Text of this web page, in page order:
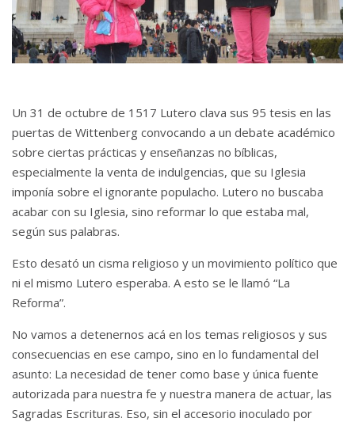
Un 31 de octubre de 1517 Lutero clava sus 95 tesis en las
puertas de Wittenberg convocando a un debate académico
sobre ciertas prácticas y enseñanzas no bíblicas,
especialmente la venta de indulgencias, que su Iglesia
imponía sobre el ignorante populacho. Lutero no buscaba
acabar con su Iglesia, sino reformar lo que estaba mal,
según sus palabras.
Esto desató un cisma religioso y un movimiento político que
ni el mismo Lutero esperaba. A esto se le llamó “La
Reforma”.
No vamos a detenernos acá en los temas religiosos y sus
consecuencias en ese campo, sino en lo fundamental del
asunto: La necesidad de tener como base y única fuente
autorizada para nuestra fe y nuestra manera de actuar, las
Sagradas Escrituras. Eso, sin el accesorio inoculado por